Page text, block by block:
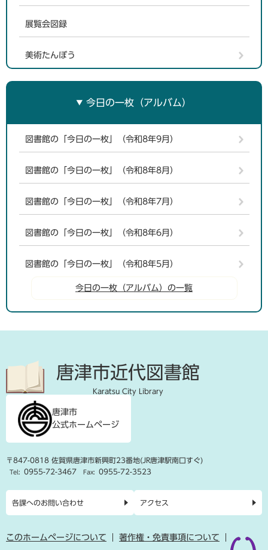
展覧会図録
美術たんぼう
今日の一枚（アルバム）
図書館の「今日の一枚」（令和8年9月）
図書館の「今日の一枚」（令和8年8月）
図書館の「今日の一枚」（令和8年7月）
図書館の「今日の一枚」（令和8年6月）
図書館の「今日の一枚」（令和8年5月）
今日の一枚（アルバム）の一覧
唐津市近代図書館
Karatsu City Library
唐津市
公式ホームページ
〒847-0818 佐賀県唐津市新興町23番地(JR唐津駅南口すぐ)
Tel: 0955-72-3467 Fax: 0955-72-3523
各課へのお問い合わせ アクセス
このホームページについて 著作権・免責事項について